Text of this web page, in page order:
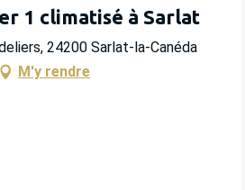
1 climatisé à Sarlat
24200 Sarlat-la-Canéda
M'y rendre